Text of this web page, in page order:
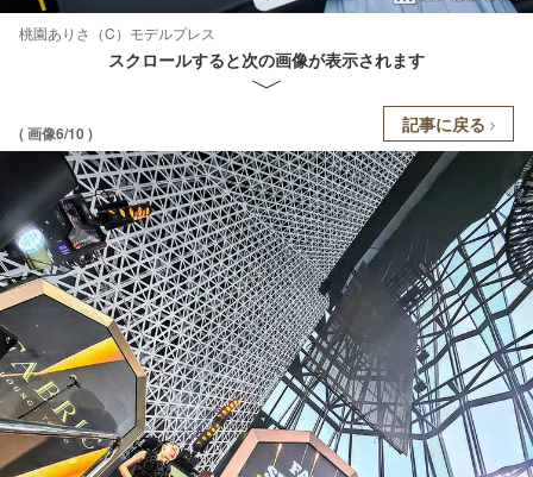
桃園ありさ（C）モデルプレス
スクロールすると次の画像が表示されます
( 画像6/10 ) 記事に戻る